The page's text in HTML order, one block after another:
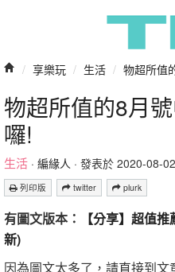
/ 享樂玩 / 生活 / 物超所值
物超所值的8月
囉!
生活 · 編緣人 · 發表於 2020-08-
列印版 twitter plurk
有圖文版本：
【分享】超值
新)
因為圖文太多了，請直接到文